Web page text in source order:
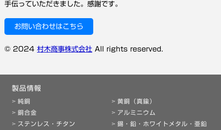
手伝っていただきました。感謝です。
お問い合わせはこちら
© 2024 村木商事株式会社 All rights reserved.
製品情報
純銅
黄銅（真鍮）
銅合金
アルミニウム
ステンレス・チタン
錫・鉛・ホワイトメタル・亜鉛